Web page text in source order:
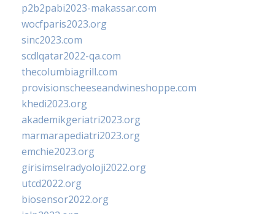
p2b2pabi2023-makassar.com
wocfparis2023.org
sinc2023.com
scdlqatar2022-qa.com
thecolumbiagrill.com
provisionscheeseandwineshoppe.com
khedi2023.org
akademikgeriatri2023.org
marmarapediatri2023.org
emchie2023.org
girisimselradyoloji2022.org
utcd2022.org
biosensor2022.org